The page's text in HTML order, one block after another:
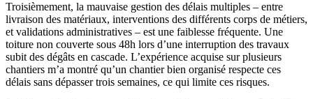
Troisièmement, la mauvaise gestion des délais multiples – entre
livraison des matériaux, interventions des différents corps de métiers,
et validations administratives – est une faiblesse fréquente. Une
toiture non couverte sous 48h lors d’une interruption des travaux
subit des dégâts en cascade. L’expérience acquise sur plusieurs
chantiers m’a montré qu’un chantier bien organisé respecte ces
délais sans dépasser trois semaines, ce qui limite ces risques.